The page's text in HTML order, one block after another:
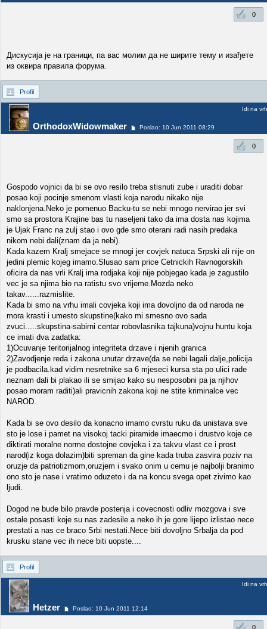
0
Дискусија је на граници, па вас молим да не ширите тему и изађете
из оквира правила форума.
Profil
OrthodoxWidowmaker Poslao: 10 Jun 2011 08:29
Idi na vrh
0
Gospodo vojnici da bi se ovo resilo treba stisnuti zube i uraditi dobar
posao koji pocinje smenom vlasti koja narodu nikako nije
naklonjena.Neko je pomenuo Backu-tu se nebi mnogo nervirao jer svi
smo sa prostora Krajine bas tu naseljeni tako da ima dosta nas kojima
je Ujak Franc na zulj stao i ovo gde smo oterani radi nasih predaka
nikom nebi dali(znam da ja nebi).
Kada kazem Kralj smejace se mnogi jer covjek natuca Srpski ali nije on
jedini plemic kojeg imamo.Slusao sam price Cetnickih Ravnogorskih
oficira da nas vrli Kralj ima rodjaka koji nije pobjegao kada je zagustilo
vec je sa njima bio na ratistu svo vrijeme.Mozda neko
takav......razmislite.
Kada bi smo na vrhu imali covjeka koji ima dovoljno da od naroda ne
mora krasti i umesto skupstine(kako mi smesno ovo sada
zvuci.....skupstina-sabirni centar robovlasnika tajkuna)vojnu huntu koja
ce imati dva zadatka:
1)Ocuvanje teritorijalnog integriteta drzave i njenih granica
2)Zavodjenje reda i zakona unutar drzave(da se nebi lagali dalje,policija
je podbacila.kad vidim nesretnike sa 6 mjeseci kursa sta po ulici rade
neznam dali bi plakao ili se smijao kako su nesposobni pa ja njihov
posao moram raditi)ali pravicnih zakona koji ne stite kriminalce vec
NAROD.
Kada bi se ovo desilo da konacno imamo cvrstu ruku da unistava sve
sto je lose i pamet na visokoj tacki piramide imaecmo i drustvo koje ce
diktirati moralne norme dostojne covjeka i za takvu vlast ce i prost
narod(iz koga dolazim)biti spreman da gine kada truba zasvira poziv na
oruzje da patriotizmom,oruzjem i svako onim u cemu je najbolji branimo
ono sto je nase i vratimo oduzeto i da na koncu svega opet zivimo kao
ljudi.
Dogod ne bude bilo pravde postenja i covecnosti odliv mozgova i sve
ostale posasti koje su nas zadesile a neko ih je gore lijepo izlistao nece
prestati a nas ce braco Srbi nestati.Nece biti dovoljno Srbalja da pod
krusku stane vec ih nece biti uopste....
Profil
Hetzer Poslao: 10 Jun 2011 12:14
Idi na vrh
0